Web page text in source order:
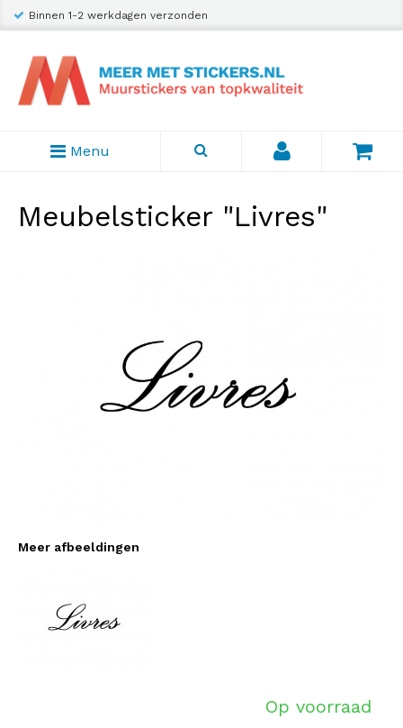
Binnen 1-2 werkdagen verzonden
Menu
Meubelsticker "Livres"
Meer afbeeldingen
Op voorraad